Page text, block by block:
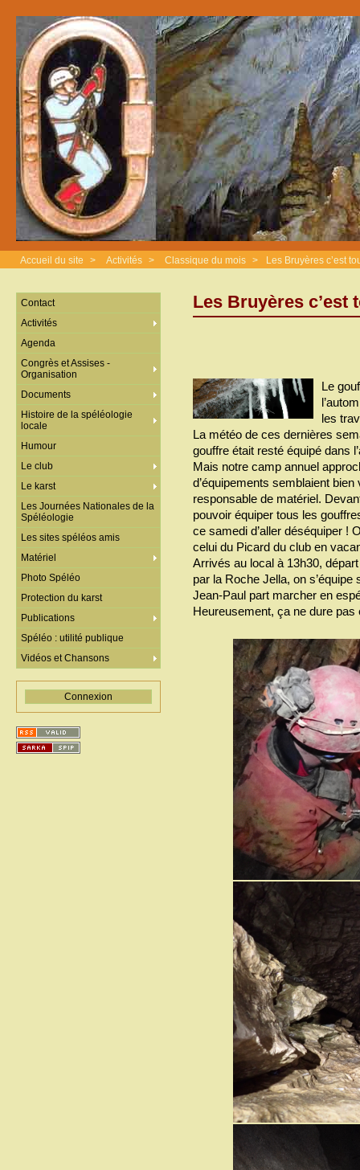
Accueil du site > Activités > Classique du mois > Les Bruyères c’est
Les Bruyères c’est
Le
les
La météo de ces dernières
gouffre était resté équipé dans
Mais notre camp annuel
d’équipements semblaient
responsable de matériel.
pouvoir équiper tous les
ce samedi d’aller déséquiper !
celui du Picard du club en
Arrivés au local à 13h30,
par la Roche Jella, on
Jean-Paul part marcher en
Heureusement, ça ne dure
Contact
Activités
Agenda
Congrès et Assises -
Organisation
Documents
Histoire de la spéléologie
locale
Humour
Le club
Le karst
Les Journées Nationales de la
Spéléologie
Les sites spéléos amis
Matériel
Photo Spéléo
Protection du karst
Publications
Spéléo : utilité publique
Vidéos et Chansons
Connexion